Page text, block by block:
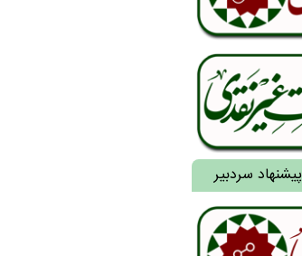
پیشنهاد سردبیر